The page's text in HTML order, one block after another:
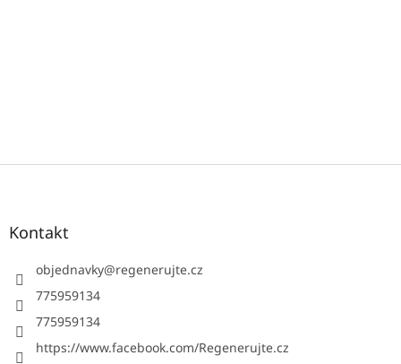
Z
Kontakt
objednavky@regenerujte.cz
775959134
775959134
https://www.facebook.com/Regenerujte.cz